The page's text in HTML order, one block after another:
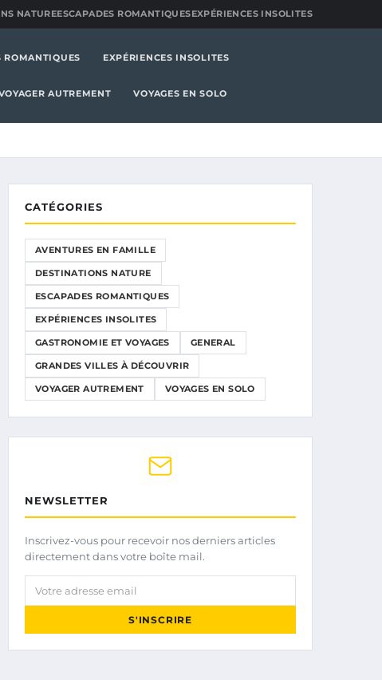
NATUREESCAPADES ROMANTIQUESEXPÉRIENCES INSOLITES
ROMANTIQUES EXPÉRIENCES INSOLITES
AUTREMENT VOYAGES EN SOLO
CATÉGORIES
AVENTURES EN FAMILLE
DESTINATIONS NATURE
ESCAPADES ROMANTIQUES
EXPÉRIENCES INSOLITES
GASTRONOMIE ET VOYAGES GENERAL
GRANDES VILLES À DÉCOUVRIR
VOYAGER AUTREMENT VOYAGES EN SOLO
NEWSLETTER
Inscrivez-vous pour recevoir nos derniers articles
directement dans votre boîte mail.
Votre adresse email
S'INSCRIRE